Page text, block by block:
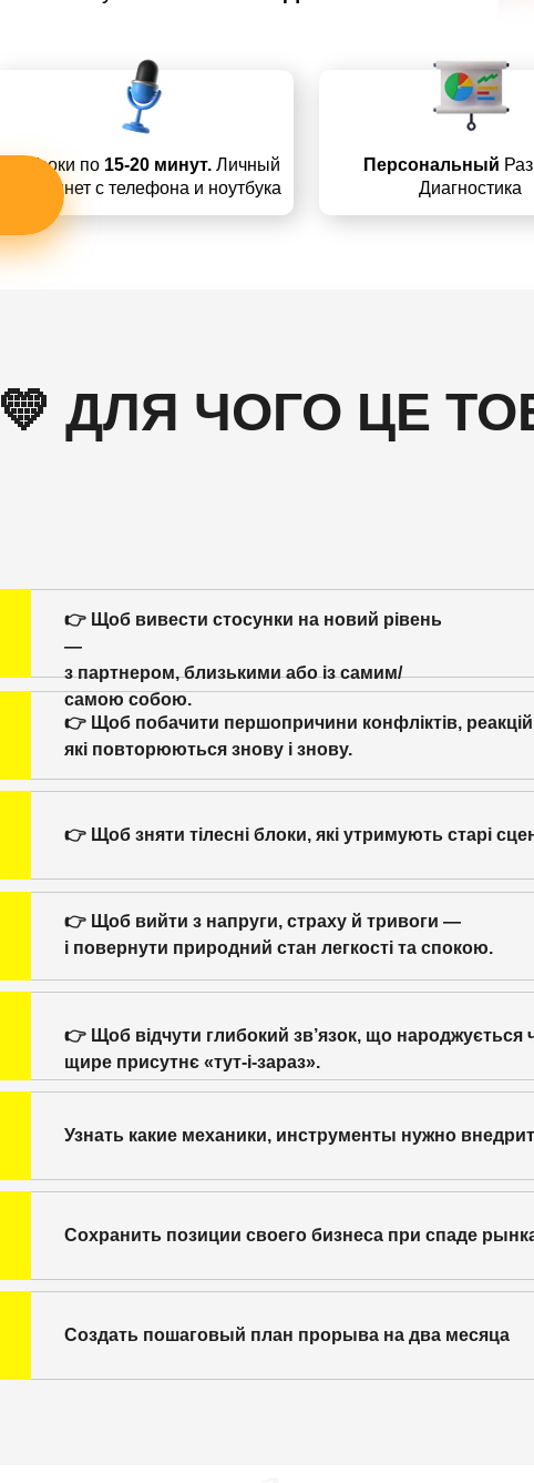
Уроки по 15-20 минут. Личный
кабинет с телефона и ноутбука
Персональный
Диагностика
💛 ДЛЯ ЧОГО ЦЕ
👉 Щоб вивести стосунки на новий рівень
—
з партнером, близькими або із самим/
самою собою.
👉 Щоб побачити першопричини конфліктів, реакцій
які повторюються знову і знову.
👉 Щоб зняти тілесні блоки, які утримують старі
👉 Щоб вийти з напруги, страху й тривоги —
і повернути природний стан легкості та спокою.
👉 Щоб відчути глибокий зв’язок, що народжується
щире присутнє «тут-і-зараз».
Узнать какие механики, инструменты нужно
Сохранить позиции своего бизнеса при спаде
Создать пошаговый план прорыва на два месяца